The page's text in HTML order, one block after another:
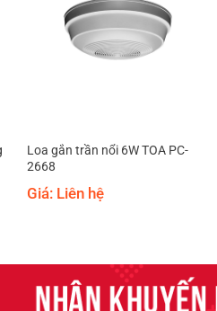
Loa gắn trần nổi 6W TOA PC-
2668
Giá: Liên hệ